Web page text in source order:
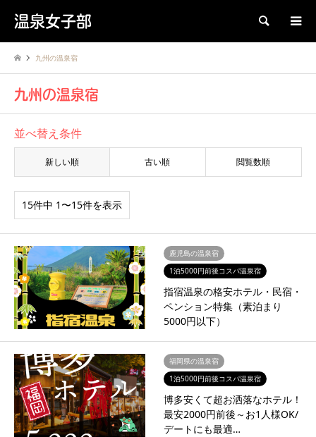
温泉女子部 検索
九州の温泉宿
九州の温泉宿
並べ替え条件
新しい順 古い順 閲覧数順
15件中 1〜15件を表示
鹿児島の温泉宿
1泊5000円前後コスパ温泉宿
指宿温泉の格安ホテル・民宿・
ペンション特集（素泊まり
5000円以下）
福岡県の温泉宿
1泊5000円前後コスパ温泉宿
博多安くて超お洒落なホテル！
最安2000円前後～お1人様OK/
デートにも最適…